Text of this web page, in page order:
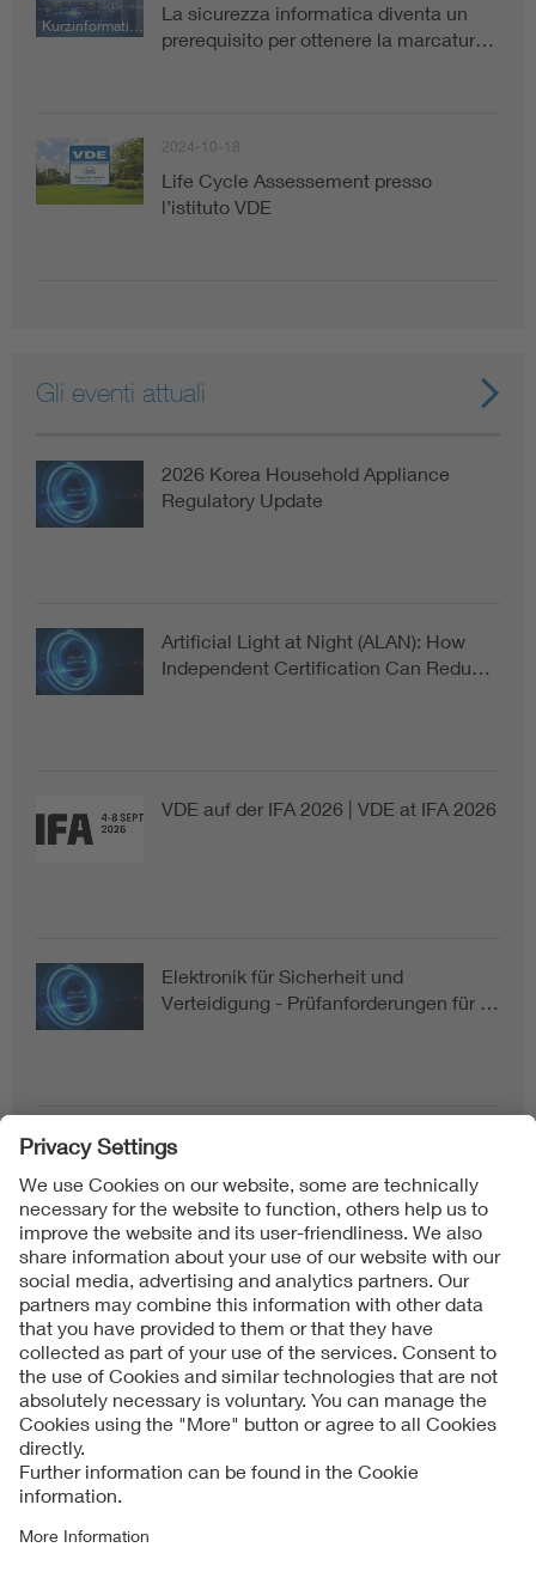
Kurzinformation
La sicurezza informatica diventa un
prerequisito per ottenere la marcatur…
2024-10-18
Life Cycle Assessement presso
l’istituto VDE
Gli eventi attuali
2026 Korea Household Appliance
Regulatory Update
Artificial Light at Night (ALAN): How
Independent Certification Can Redu…
VDE auf der IFA 2026 | VDE at IFA 2026
Elektronik für Sicherheit und
Verteidigung - Prüfanforderungen für …
Follow us on
Imprint + Liability